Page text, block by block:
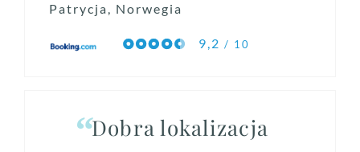
Patrycja, Norwegia
9,2 / 10
Dobra lokalizacja